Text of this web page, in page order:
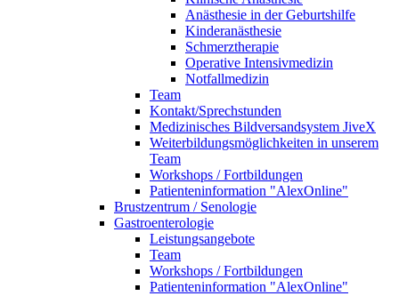
Anästhesie in der Geburtshilfe
Kinderanästhesie
Schmerztherapie
Operative Intensivmedizin
Notfallmedizin
Team
Kontakt/Sprechstunden
Medizinisches Bildversandsystem JiveX
Weiterbildungsmöglichkeiten in unserem
Team
Workshops / Fortbildungen
Patienteninformation "AlexOnline"
Brustzentrum / Senologie
Gastroenterologie
Leistungsangebote
Team
Workshops / Fortbildungen
Patienteninformation "AlexOnline"